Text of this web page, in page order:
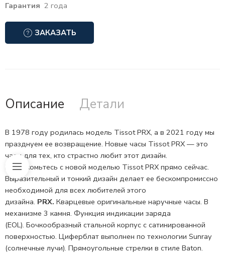
Гарантия 2 года
ЗАКАЗАТЬ
Описание Детали
В 1978 году родилась модель Tissot PRX, а в 2021 году мы
празднуем ее возвращение. Новые часы Tissot PRX — это
часы для тех, кто страстно любит этот дизайн.
Познакомьтесь с новой моделью Tissot PRX прямо сейчас.
Выразительный и тонкий дизайн делает ее бескомпромиссно
необходимой для всех любителей этого
дизайна. PRX. Кварцевые оригинальные наручные часы. В
механизме 3 камня. Функция индикации заряда
(EOL). Бочкообразный стальной корпус c сатинированной
поверхностью. Циферблат выполнен по технологии Sunray
(солнечные лучи). Прямоугольные стрелки в стиле Baton.